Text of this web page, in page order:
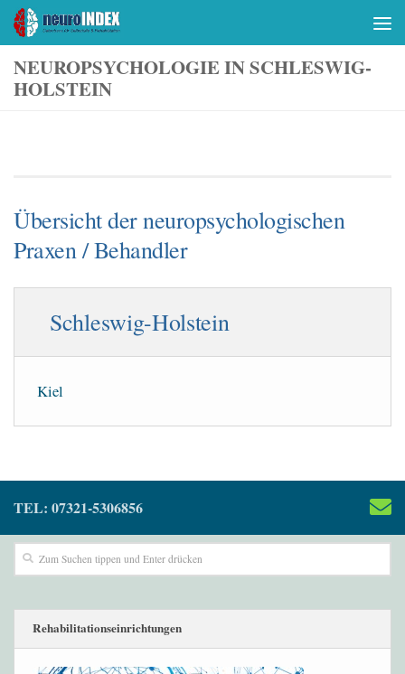
Skip to content
NEUROPSYCHOLOGIE IN SCHLESWIG-
HOLSTEIN
Übersicht der neuropsychologischen
Praxen / Behandler
Schleswig-Holstein
Kiel
TEL: 07321-5306856
Rehabilitationseinrichtungen